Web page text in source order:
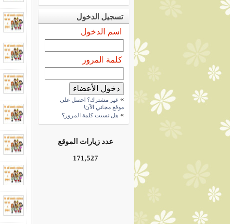
تسجيل الدخول
اسم الدخول
كلمة المرور
» غير مشترك؟ احصل على
موقع مجاني الآن!
» هل نسيت كلمة المرور؟
عدد زيارات الموقع
171,527